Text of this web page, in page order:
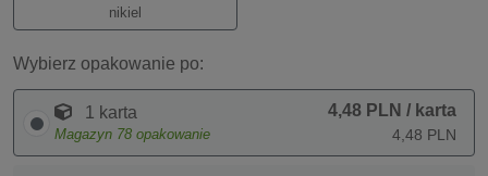
nikiel
Wybierz opakowanie po:
1 karta
Magazyn 78 opakowanie
4,48 PLN / karta
4,48 PLN